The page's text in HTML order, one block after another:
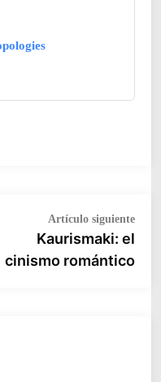
Artículo siguiente
Kaurismaki: el
cinismo romántico